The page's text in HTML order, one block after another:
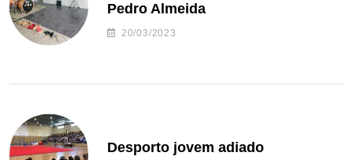
Pedro Almeida
20/03/2023
Desporto jovem adiado